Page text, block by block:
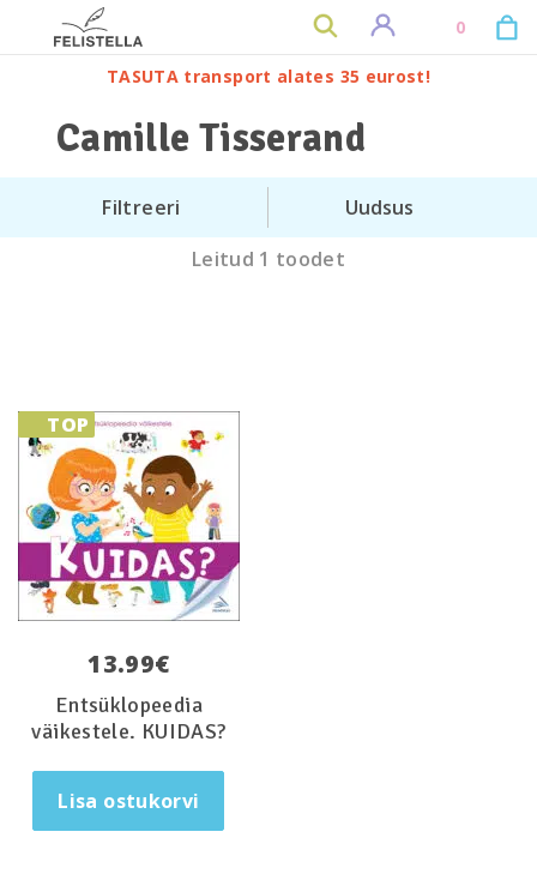
0
TASUTA transport alates 35 eurost!
Camille Tisserand
Filtreeri
Leitud 1 toodet
TOP
13.99€
Entsüklopeedia
väikestele. KUIDAS?
Lisa ostukorvi